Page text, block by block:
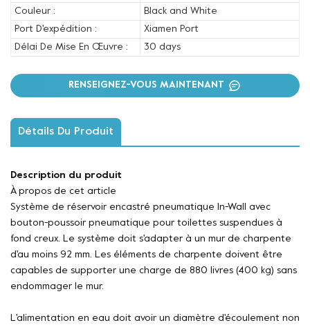
Couleur :
Black and White
Port D'expédition :
Xiamen Port
Délai De Mise En Œuvre :
30 days
RENSEIGNEZ-VOUS MAINTENANT
Détails Du Produit
Description du produit
À propos de cet article
Système de réservoir encastré pneumatique In-Wall avec
bouton-poussoir pneumatique pour toilettes suspendues à
fond creux. Le système doit s'adapter à un mur de charpente
d'au moins 92 mm. Les éléments de charpente doivent être
capables de supporter une charge de 880 livres (400 kg) sans
endommager le mur.
L'alimentation en eau doit avoir un diamètre d'écoulement non